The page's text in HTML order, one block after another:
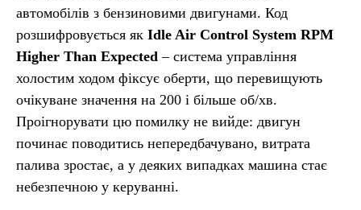
автомобілів з бензиновими двигунами. Код
розшифровується як Idle Air Control System RPM
Higher Than Expected – система управління
холостим ходом фіксує оберти, що перевищують
очікуване значення на 200 і більше об/хв.
Проігнорувати цю помилку не вийде: двигун
починає поводитись непередбачувано, витрата
палива зростає, а у деяких випадках машина стає
небезпечною у керуванні.